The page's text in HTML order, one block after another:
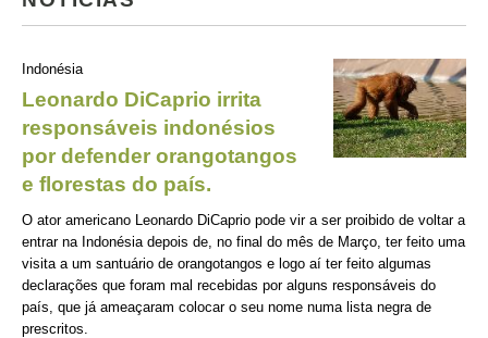
Indonésia
Leonardo DiCaprio irrita
responsáveis indonésios
por defender orangotangos
e florestas do país.
O ator americano Leonardo DiCaprio pode vir a ser proibido de voltar a
entrar na Indonésia depois de, no final do mês de Março, ter feito uma
visita a um santuário de orangotangos e logo aí ter feito algumas
declarações que foram mal recebidas por alguns responsáveis do
país, que já ameaçaram colocar o seu nome numa lista negra de
prescritos.